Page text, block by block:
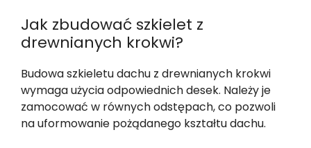
Jak zbudować szkielet z
drewnianych krokwi?
Budowa szkieletu dachu z drewnianych krokwi
wymaga użycia odpowiednich desek. Należy je
zamocować w równych odstępach, co pozwoli
na uformowanie pożądanego kształtu dachu.